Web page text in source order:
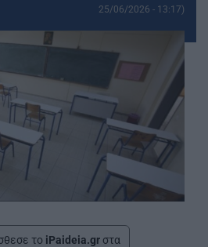
25/06/2026 - 13:17)
το iPaideia.gr στα